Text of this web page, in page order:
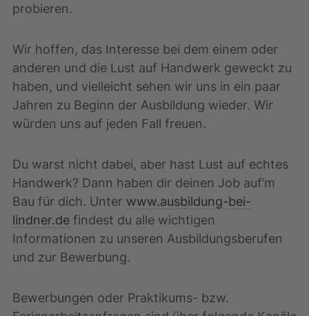
probieren.
Wir hoffen, das Interesse bei dem einem oder
anderen und die Lust auf Handwerk geweckt zu
haben, und vielleicht sehen wir uns in ein paar
Jahren zu Beginn der Ausbildung wieder. Wir
würden uns auf jeden Fall freuen.
Du warst nicht dabei, aber hast Lust auf echtes
Handwerk? Dann haben dir deinen Job auf’m
Bau für dich. Unter www.ausbildung-bei-
lindner.de findest du alle wichtigen
Informationen zu unseren Ausbildungsberufen
und zur Bewerbung.
Bewerbungen oder Praktikums- bzw.